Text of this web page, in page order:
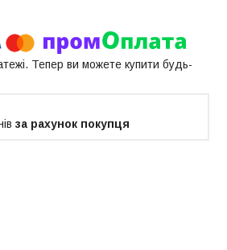
Тепер ви можете купити будь-
за рахунок покупця